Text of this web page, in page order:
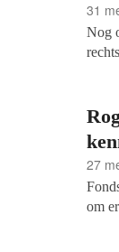
31
Nog
27
om